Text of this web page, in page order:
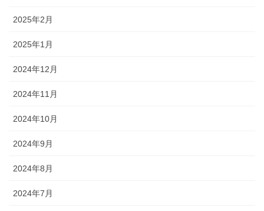
2025年2月
2025年1月
2024年12月
2024年11月
2024年10月
2024年9月
2024年8月
2024年7月